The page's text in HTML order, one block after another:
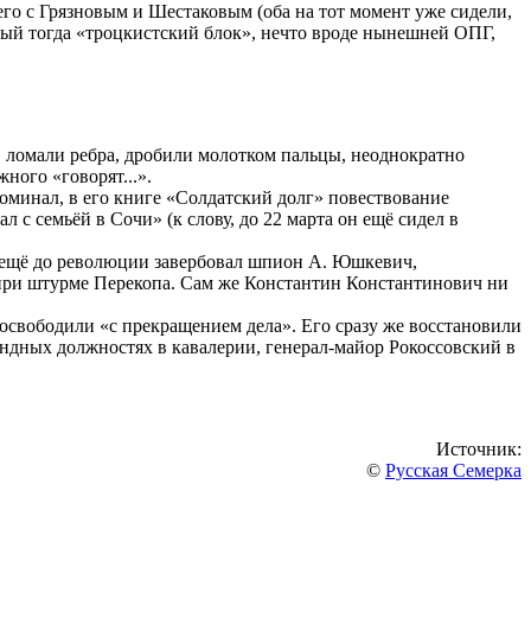
с Грязновым и Шестаковым (оба на тот момент уже сидели,
тогда «троцкистский блок», нечто вроде нынешней ОПГ,
ребра, дробили молотком пальцы, неоднократно
«говорят...».
в его книге «Солдатский долг» повествование
с семьёй в Сочи» (к слову, до 22 марта он ещё сидел в
ещё до революции завербовал шпион А. Юшкевич,
штурме Перекопа. Сам же Константин Константинович ни
«с прекращением дела». Его сразу же восстановили
должностях в кавалерии, генерал-майор Рокоссовский в
Источник:
© Русская Семерка